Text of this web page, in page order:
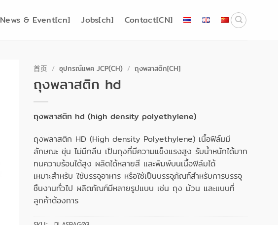
News & Event[cn] Jobs[ch] Contact[CN]
首页 / อุปกรณ์แพค JCP(CH) / ถุงพลาสติก[CH]
ถุงพลาสติก hd
ถุงพลาสติก hd (high density polyethylene)
ถุงพลาสติก HD (High density Polyethylene) เนื้อฟิล์มมี
ลักษณะ ขุ่น ไม่มีกลิ่น เป็นถุงที่มีความแข็งแรงสูง รับน้ำหนักได้มาก
ทนความร้อนได้สูง ผลิตได้หลายสี และพิมพ์บนเนื้อฟิล์มได้
เหมาะสำหรับ ใช้บรรจุอาหาร หรือใช้เป็นบรรจุภัณฑ์สำหรับการบรรจุ
ชิ้นงานทั่วไป ผลิตภัณฑ์มีหลายรูปแบบ เช่น ถุง ม้วน และแบบที่
ลูกค้าต้องการ